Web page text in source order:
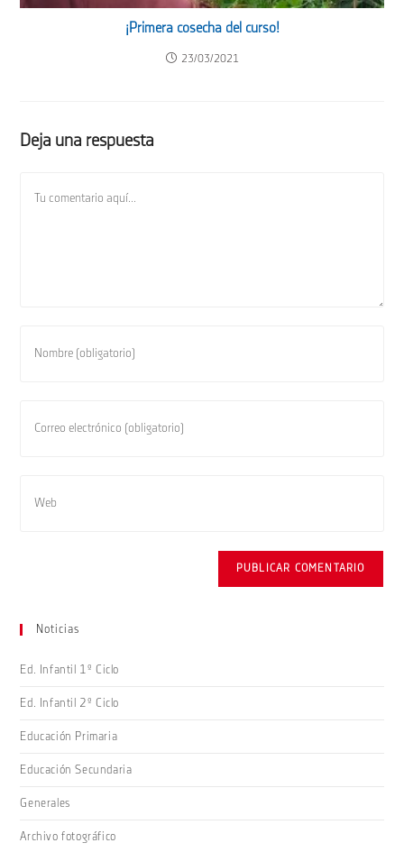
¡Primera cosecha del curso!
23/03/2021
Deja una respuesta
Noticias
Ed. Infantil 1º Ciclo
Ed. Infantil 2º Ciclo
Educación Primaria
Educación Secundaria
Generales
Archivo fotográfico